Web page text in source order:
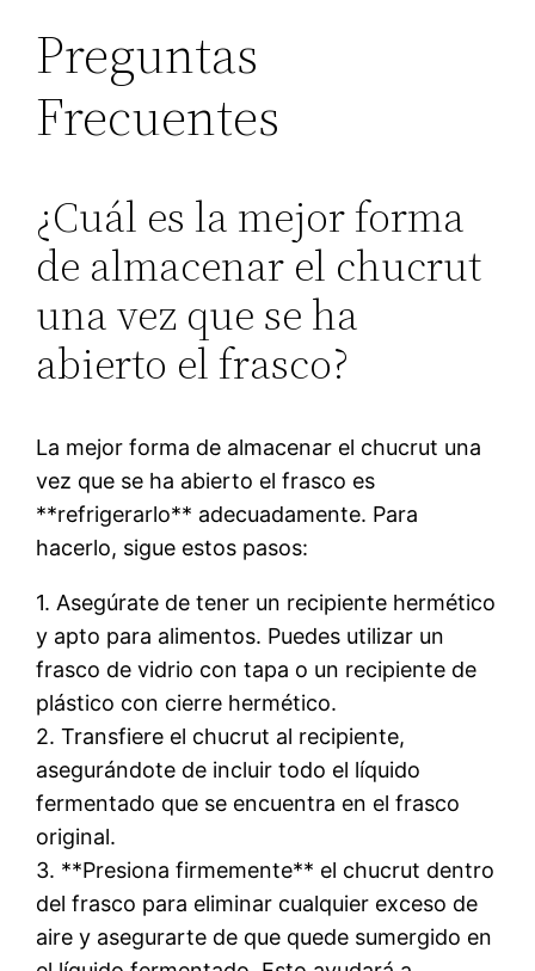
Preguntas
Frecuentes
¿Cuál es la mejor forma
de almacenar el chucrut
una vez que se ha
abierto el frasco?
La mejor forma de almacenar el chucrut una
vez que se ha abierto el frasco es
**refrigerarlo** adecuadamente. Para
hacerlo, sigue estos pasos:
1. Asegúrate de tener un recipiente hermético
y apto para alimentos. Puedes utilizar un
frasco de vidrio con tapa o un recipiente de
plástico con cierre hermético.
2. Transfiere el chucrut al recipiente,
asegurándote de incluir todo el líquido
fermentado que se encuentra en el frasco
original.
3. **Presiona firmemente** el chucrut dentro
del frasco para eliminar cualquier exceso de
aire y asegurarte de que quede sumergido en